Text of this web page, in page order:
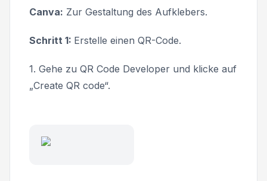
Canva: Zur Gestaltung des Aufklebers.
Schritt 1: Erstelle einen QR-Code.
1. Gehe zu QR Code Developer und klicke auf
„Create QR code“.